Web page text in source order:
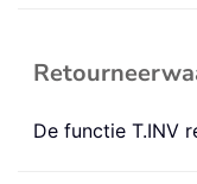
De functie T.INV